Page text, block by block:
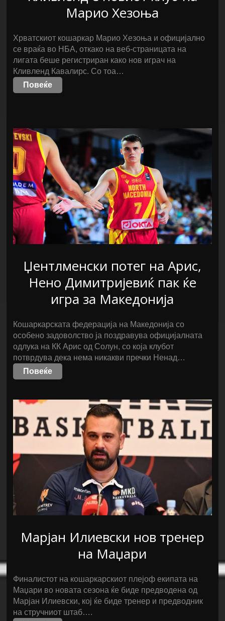
Марио Хезоња
Хрватскиот кошаркар Марио Хезоња и официјално
се враќа во НБА, откако на веб-страницата на
лигата беше регистриран како нов играч на
Кливленд Кавалирс. Со тоа…
Повеќе
Џентлменски потег на Арис,
Нено Димитријевиќ пак ќе
игра за Македонија
Кошаркарската федерација на Македонија со
особено задоволство ја поздравува официјалната
одлука на КК Арис од Солун, со која клубот
потврдува дека нема никакви пречки Ненад…
Повеќе
Марјан Илиевски нов тренер
на Маџари
Финалистот на кошаркарскиот плејоф екипата на
Маџари во новата сезона ќе биде предводена од
Марјан Илиевски, кој ќе биде тренер и предводник
на стручниот штаб….